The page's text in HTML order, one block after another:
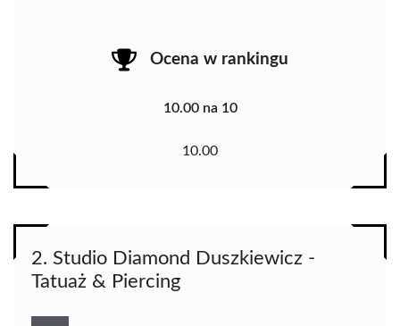
Ocena w rankingu
10.00 na 10
10.00
2. Studio Diamond Duszkiewicz -
Tatuaż & Piercing